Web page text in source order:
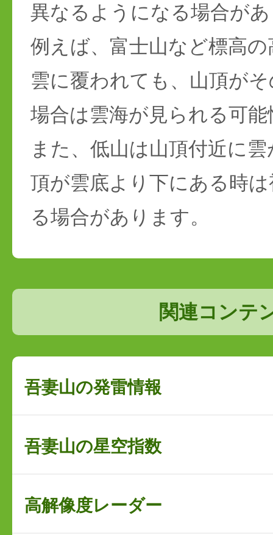
異なるようになる場合が
例えば、富士山など標高
雲に覆われても、山頂が
場合は雲海が見られる可
また、低山は山頂付近に
頂が雲底より下にある時
る場合があります。
関連コンテ
吾妻山の発雷情報
吾妻山の星空指数
高解像度レーダー